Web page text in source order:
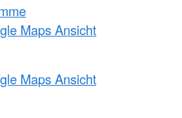
Maps Ansicht
Maps Ansicht